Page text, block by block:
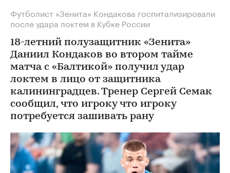
Футболист «Зенита» Кондакова госпитализировали
после удара локтем в Кубке России
18-летний полузащитник «Зенита»
Даниил Кондаков во втором тайме
матча с «Балтикой» получил удар
локтем в лицо от защитника
калининградцев. Тренер Сергей Семак
сообщил, что игроку что игроку
потребуется зашивать рану